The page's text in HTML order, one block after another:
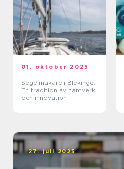
01. oktober 2025
Segelmakare i Blekinge:
En tradition av hantverk
och innovation
27. juli 2025